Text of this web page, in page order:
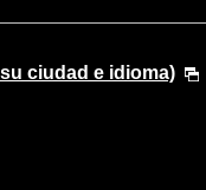
ciudad e idioma)